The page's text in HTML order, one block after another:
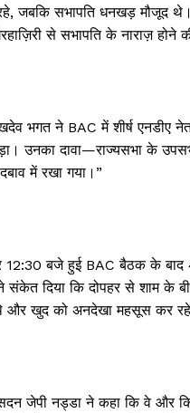
शहर
ई-
जबकि सभापति धनखड़ मौजूद
से सभापति के नाराज़ होने
भगत ने BAC में शीर्ष एनडीए
उनका दावा—राज्यसभा के
में रखा गया।”
12:30 बजे हुई BAC बैठक के बाद
संकेत दिया कि दोपहर से शाम के
और खुद को अनदेखा महसूस कर
जेपी नड्डा ने कहा कि वे और